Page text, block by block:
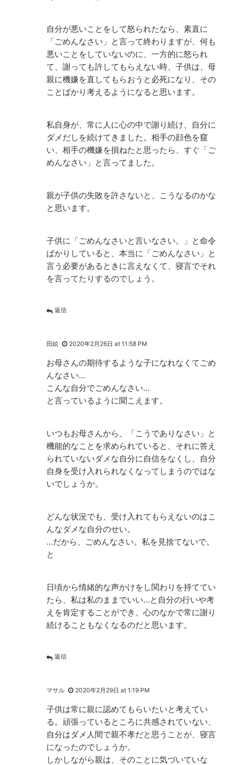
自分が悪いことをして怒られたなら、素直に
「ごめんなさい」と言って終わりますが、何も
悪いことをしていないのに、一方的に怒られ
て、謝っても許してもらえない時、子供は、母
親に機嫌を直してもらおうと必死になり、その
ことばかり考えるようになると思います。
私自身が、常に人に心の中で謝り続け、自分に
ダメだしを続けてきました。相手の顔色を窺
い、相手の機嫌を損ねたと思ったら、すぐ「ご
めんなさい」と言ってました。
親が子供の失敗を許さないと、こうなるのかな
と思います。
子供に「ごめんなさいと言いなさい。」と命令
ばかりしていると、本当に「ごめんなさい」と
言う必要があるときに言えなくて、寝言でそれ
を言ってたりするのでしょう。
返信
田絵 2020年2月26日 at 11:58 PM
お母さんの期待するような子になれなくてごめ
んなさい…
こんな自分でごめんなさい…
と言っているように聞こえます。
いつもお母さんから、「こうでありなさい」と
機能的なことを求められていると、それに答え
られていないダメな自分に自信をなくし、自分
自身を受け入れられなくなってしまうのではな
いでしょうか。
どんな状況でも、受け入れてもらえないのはこ
んなダメな自分のせい。
…だから、ごめんなさい。私を見捨てないで。
と
日頃から情緒的な声かけをし関わりを持ててい
たら、私は私のままでいい…と自分の行いや考
えを肯定することができ、心のなかで常に謝り
続けることもなくなるのだと思います。
返信
マサル 2020年2月29日 at 1:19 PM
子供は常に親に認めてもらいたいと考えてい
る。頑張っているところに共感されていない、
自分はダメ人間で親不孝だと思うことが、寝言
になったのでしょうか。
しかしながら親は、そのことに気づいていな